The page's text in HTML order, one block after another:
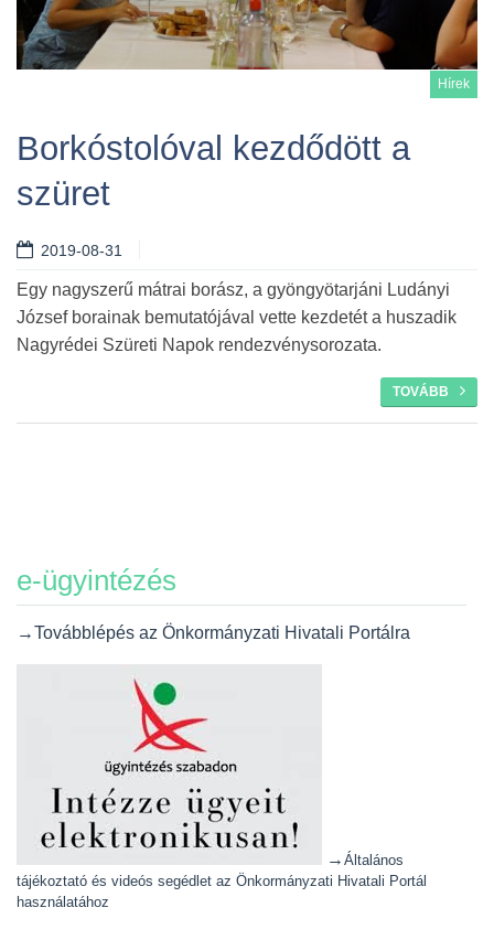
Hírek
Borkóstolóval kezdődött a
szüret
2019-08-31
Egy nagyszerű mátrai borász, a gyöngyötarjáni Ludányi
József borainak bemutatójával vette kezdetét a huszadik
Nagyrédei Szüreti Napok rendezvénysorozata.
TOVÁBB
e-ügyintézés
→Továbblépés az Önkormányzati Hivatali Portálra
→ Általános
tájékoztató és videós segédlet az Önkormányzati Hivatali Portál
használatához